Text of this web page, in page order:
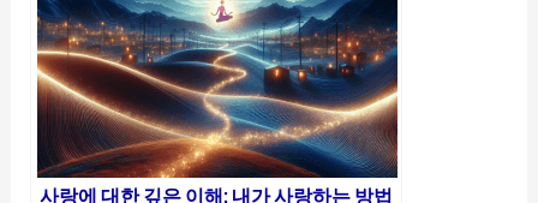
사랑에 대한 깊은 이해: 내가 사랑하는 방법